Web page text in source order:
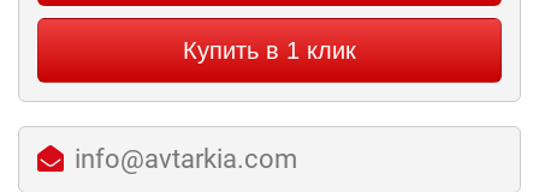
Купить в 1 клик
info@avtarkia.com